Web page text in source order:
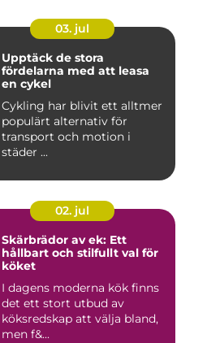
03. jul
Upptäck de stora
fördelarna med att leasa
en cykel
Cykling har blivit ett alltmer
populärt alternativ för
transport och motion i
städer ...
02. jul
Skärbrädor av ek: Ett
hållbart och stilfullt val för
köket
I dagens moderna kök finns
det ett stort utbud av
köksredskap att välja bland,
men f&...